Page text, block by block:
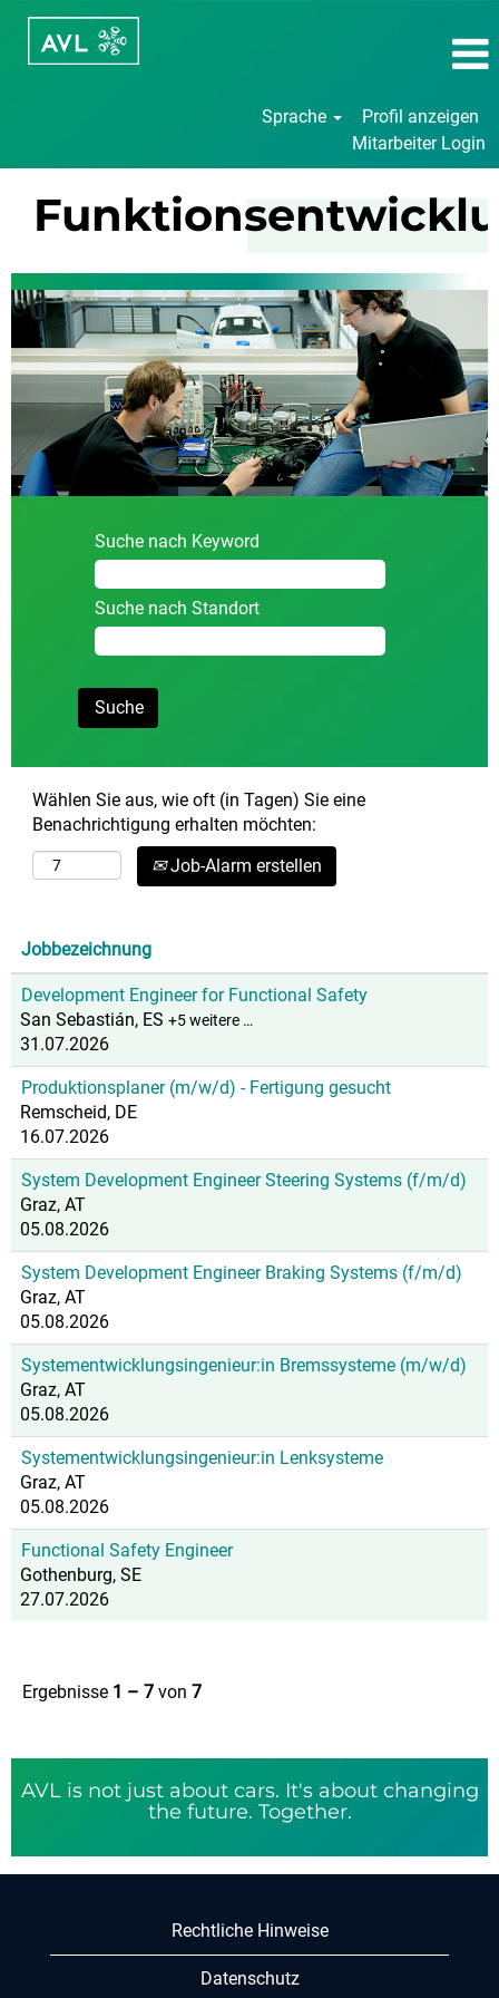
Sprache
Profil anzeigen
Mitarbeiter Login
Suche nach Keyword
Suche nach Standort
Wählen Sie aus, wie oft (in Tagen) Sie eine
Benachrichtigung erhalten möchten:
Job-Alarm erstellen
Jobbezeichnung
Development Engineer for Functional Safety
San Sebastián, ES +5 weitere …
31.07.2026
Produktionsplaner (m/w/d) - Fertigung gesucht
Remscheid, DE
16.07.2026
System Development Engineer Steering Systems (f/m/d)
Graz, AT
05.08.2026
System Development Engineer Braking Systems (f/m/d)
Graz, AT
05.08.2026
Systementwicklungsingenieur:in Bremssysteme (m/w/d)
Graz, AT
05.08.2026
Systementwicklungsingenieur:in Lenksysteme
Graz, AT
05.08.2026
Functional Safety Engineer
Gothenburg, SE
27.07.2026
Ergebnisse 1 – 7 von 7
AVL is not just about cars. It's about changing
the future. Together.
Rechtliche Hinweise
Datenschutz